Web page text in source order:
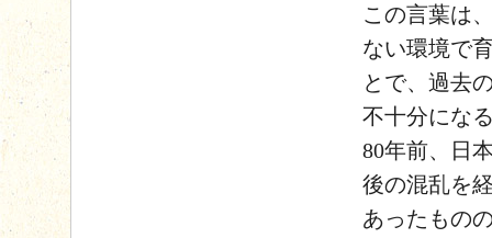
この言葉は
ない環境で
とで、過去
不十分にな
80年前、日
後の混乱を
あったもの